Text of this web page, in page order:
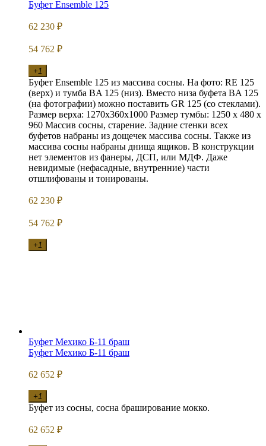
Буфет Ensemble 125
62 230 ₽
54 762 ₽
+1
Буфет Ensemble 125 из массива сосны. На фото: RE 125
(верх) и тумба BA 125 (низ). Вместо низа буфета BA 125
(на фотографии) можно поставить GR 125 (со стеклами).
Размер верха: 1270х360х1000 Размер тумбы: 1250 х 480 х
960 Массив сосны, старение. Задние стенки всех
буфетов набраны из дощечек массива сосны. Также из
массива сосны набраны днища ящиков. В конструкции
нет элементов из фанеры, ДСП, или МДФ. Даже
невидимые (нефасадные, внутренние) части
отшлифованы и тонированы.
62 230 ₽
54 762 ₽
+1
Буфет Мехико Б-11 браш
Буфет Мехико Б-11 браш
62 652 ₽
+1
Буфет из сосны, сосна браширование мокко.
62 652 ₽